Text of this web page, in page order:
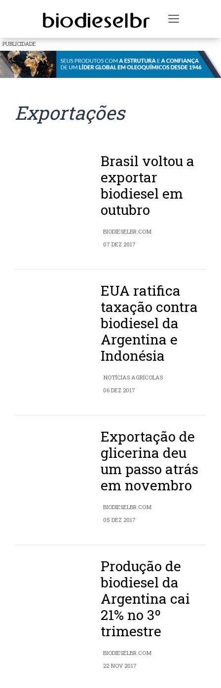
Toggle
PUBLICIDADE
Exportações
Brasil voltou a
exportar
biodiesel em
outubro
BIODIESELBR.COM
07 DEZ 2017
EUA ratifica
taxação contra
biodiesel da
Argentina e
Indonésia
NOTÍCIAS AGRÍCOLAS
06 DEZ 2017
Exportação de
glicerina deu
um passo atrás
em novembro
BIODIESELBR.COM
05 DEZ 2017
Produção de
biodiesel da
Argentina cai
21% no 3º
trimestre
BIODIESELBR.COM
22 NOV 2017